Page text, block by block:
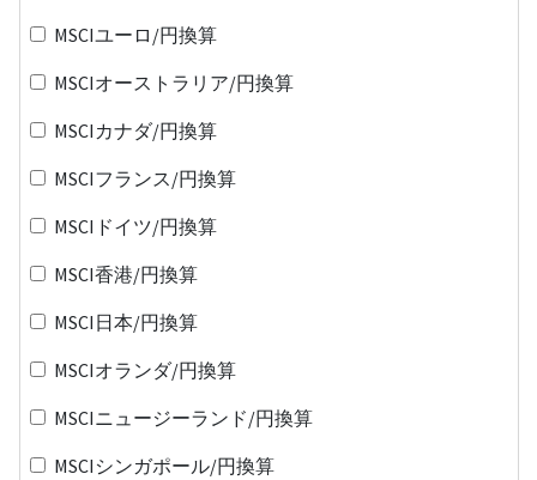
MSCIユーロ/円換算
MSCIオーストラリア/円換算
MSCIカナダ/円換算
MSCIフランス/円換算
MSCIドイツ/円換算
MSCI香港/円換算
MSCI日本/円換算
MSCIオランダ/円換算
MSCIニュージーランド/円換算
MSCIシンガポール/円換算